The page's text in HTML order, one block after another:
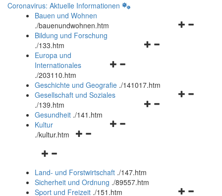
Coronavirus: Aktuelle Informationen
Bauen und Wohnen
./bauenundwohnen.htm
Navigationsmenü
Bildung und Forschung
./133.htm
Navigationsmenü
und
schließen
Europa und
Internationales
./203110.htm
Geschichte und Geografie ./141017.htm
Navigationsmenü
Gesellschaft und Soziales
./139.htm
Navigationsmenü
Gesundheit ./141.htm
Navigationsmenü
Kultur
./kultur.htm
Navigationsmenü
und
schließen
Land- und Forstwirtschaft ./147.htm
Sicherheit und Ordnung ./89557.htm
Sport und Freizeit ./151.htm